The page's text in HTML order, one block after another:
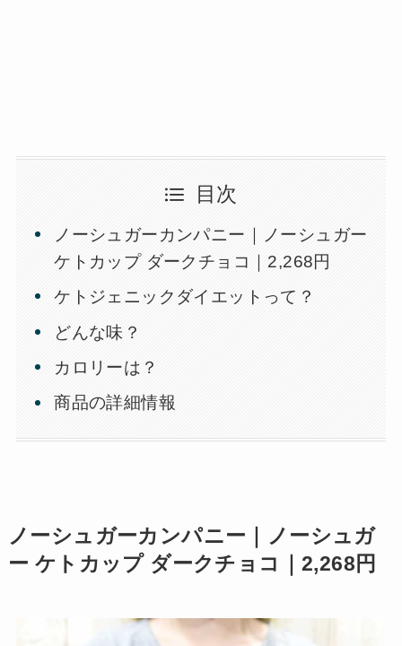
目次
ノーシュガーカンパニー｜ノーシュガー
ケトカップ ダークチョコ｜2,268円
ケトジェニックダイエットって？
どんな味？
カロリーは？
商品の詳細情報
ノーシュガーカンパニー｜ノーシュガ
ー ケトカップ ダークチョコ｜2,268円